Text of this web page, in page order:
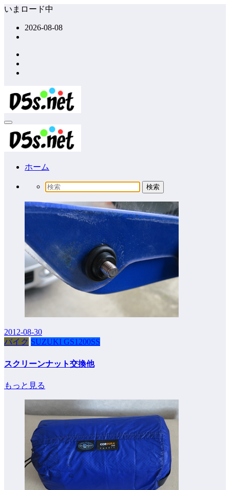
コ
ッ
プ
いまロード中
2026-08-08
ホーム
2012-08-30
バイク SUZUKI GS1200SS
スクリーンナット交換他
もっと見る